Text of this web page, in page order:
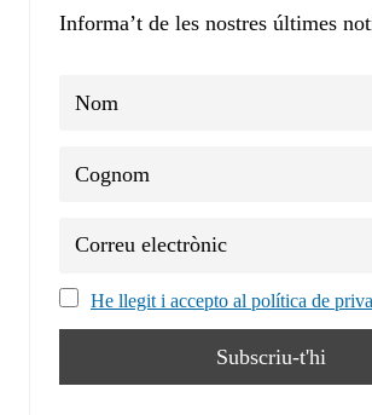
Informa’t de les nostres últimes
He llegit i accepto al política de